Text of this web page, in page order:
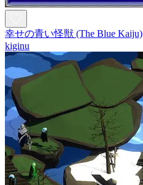
幸せの青い怪獣 (The Blue Kaiju)
kiginu